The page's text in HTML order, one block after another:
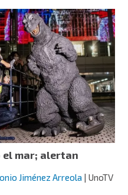
el mar; alertan
Jiménez Arreola | UnoTV